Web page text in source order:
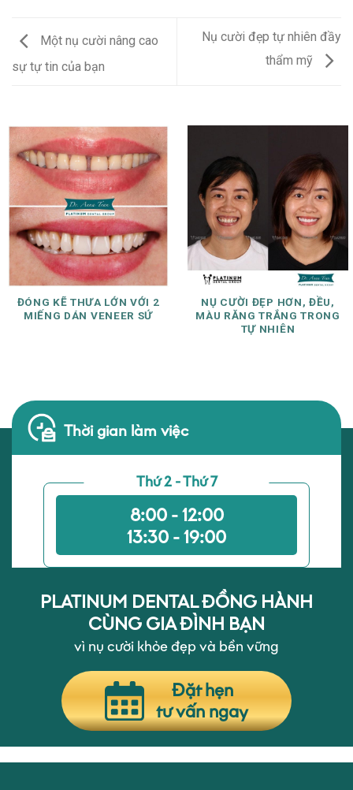
Một nụ cười nâng cao
sự tự tin của bạn
Nụ cười đẹp tự nhiên đầy
thẩm mỹ
ĐÓNG KẼ THƯA LỚN VỚI 2
MIẾNG DÁN VENEER SỨ
NỤ CƯỜI ĐẸP HƠN, ĐỀU,
MÀU RĂNG TRẮNG TRONG
TỰ NHIÊN
Thời gian làm việc
Thứ 2 - Thứ 7
8:00 - 12:00
13:30 - 19:00
PLATINUM DENTAL ĐỒNG HÀNH
CÙNG GIA ĐÌNH BẠN
vì nụ cười khỏe đẹp và bền vững
Đặt hẹn
tư vấn ngay